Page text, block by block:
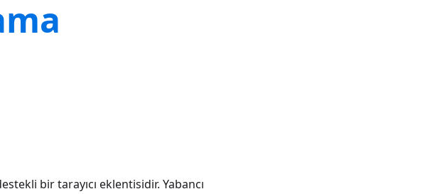
bir tarayıcı eklentisidir. Yabancı